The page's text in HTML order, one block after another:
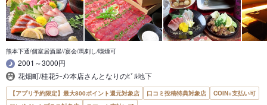
熊本下通/個室居酒屋//宴会/馬刺し/喫煙可
2001～3000円
花畑町/桂花ﾗｰﾒﾝ本店さんとなりのﾋﾞﾙ地下
【アプリ予約限定】最大800ポイント還元対象店 口コミ投稿特典対象店
COIN+支払い可